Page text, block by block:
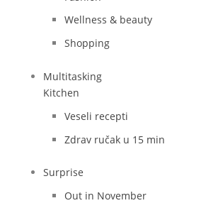
Wellness & beauty
Shopping
Multitasking
Kitchen
Veseli recepti
Zdrav ručak u 15 min
Surprise
Out in November